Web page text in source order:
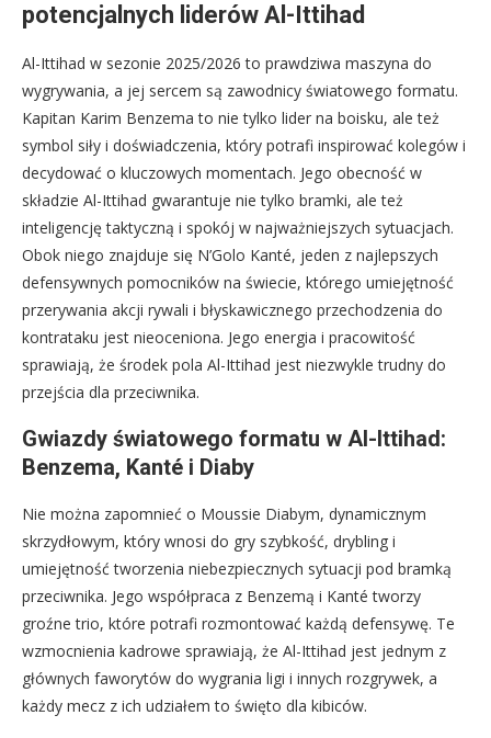
potencjalnych liderów Al-Ittihad
Al-Ittihad w sezonie 2025/2026 to prawdziwa maszyna do
wygrywania, a jej sercem są zawodnicy światowego formatu.
Kapitan Karim Benzema to nie tylko lider na boisku, ale też
symbol siły i doświadczenia, który potrafi inspirować kolegów i
decydować o kluczowych momentach. Jego obecność w
składzie Al-Ittihad gwarantuje nie tylko bramki, ale też
inteligencję taktyczną i spokój w najważniejszych sytuacjach.
Obok niego znajduje się N’Golo Kanté, jeden z najlepszych
defensywnych pomocników na świecie, którego umiejętność
przerywania akcji rywali i błyskawicznego przechodzenia do
kontrataku jest nieoceniona. Jego energia i pracowitość
sprawiają, że środek pola Al-Ittihad jest niezwykle trudny do
przejścia dla przeciwnika.
Gwiazdy światowego formatu w Al-Ittihad:
Benzema, Kanté i Diaby
Nie można zapomnieć o Moussie Diabym, dynamicznym
skrzydłowym, który wnosi do gry szybkość, drybling i
umiejętność tworzenia niebezpiecznych sytuacji pod bramką
przeciwnika. Jego współpraca z Benzemą i Kanté tworzy
groźne trio, które potrafi rozmontować każdą defensywę. Te
wzmocnienia kadrowe sprawiają, że Al-Ittihad jest jednym z
głównych faworytów do wygrania ligi i innych rozgrywek, a
każdy mecz z ich udziałem to święto dla kibiców.